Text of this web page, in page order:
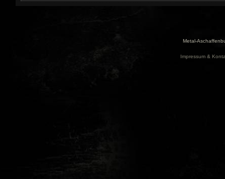
Metal-
Impressum &